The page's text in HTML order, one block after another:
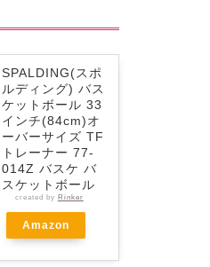
SPALDING(スポ
ルディング) バス
ケットボール 33
インチ(84cm)オ
ーバーサイズ TF
トレーナー 77-
014Z バスケ バ
スケットボール
created by Rinker
Amazon